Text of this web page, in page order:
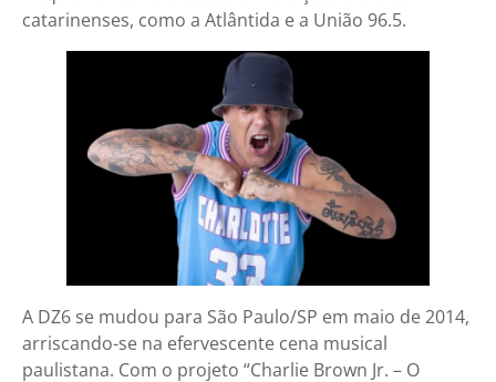
catarinenses, como a Atlântida e a União 96.5.
A DZ6 se mudou para São Paulo/SP em maio de 2014,
arriscando-se na efervescente cena musical
paulistana. Com o projeto “Charlie Brown Jr. – O